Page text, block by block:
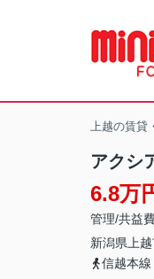
上越の賃貸
アクシ
6.8万
管理/共益
新潟県 上
信越本